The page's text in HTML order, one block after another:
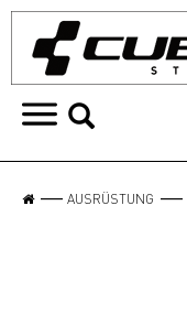
AUSRÜSTUNG